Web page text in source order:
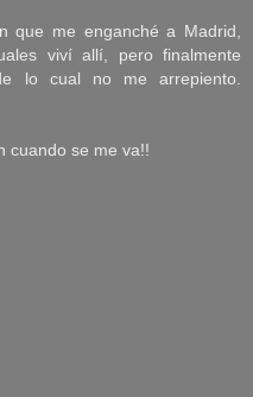
que me enganché a Madrid,
viví allí, pero finalmente
lo cual no me arrepiento.
cuando se me va!!